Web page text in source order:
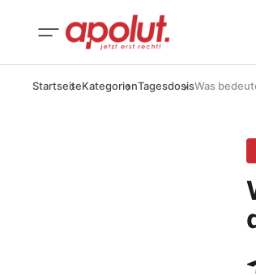
StartseiteKategorienTagesdosisWas